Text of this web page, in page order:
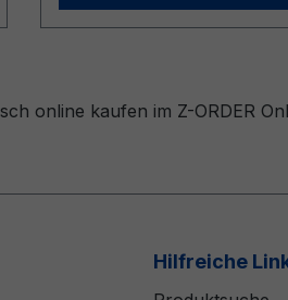
online kaufen im Z-ORDER
Hilfreiche